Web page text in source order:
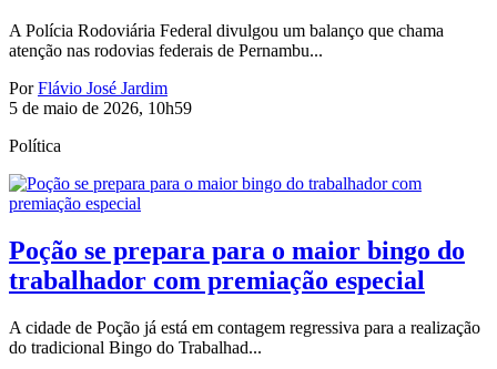
A Polícia Rodoviária Federal divulgou um balanço que chama
atenção nas rodovias federais de Pernambu...
PorFlávio José Jardim
5 de maio de 2026, 10h59
Política
Poção se prepara para o maior bingo do
trabalhador com premiação especial
A cidade de Poção já está em contagem regressiva para a realização
do tradicional Bingo do Trabalhad...